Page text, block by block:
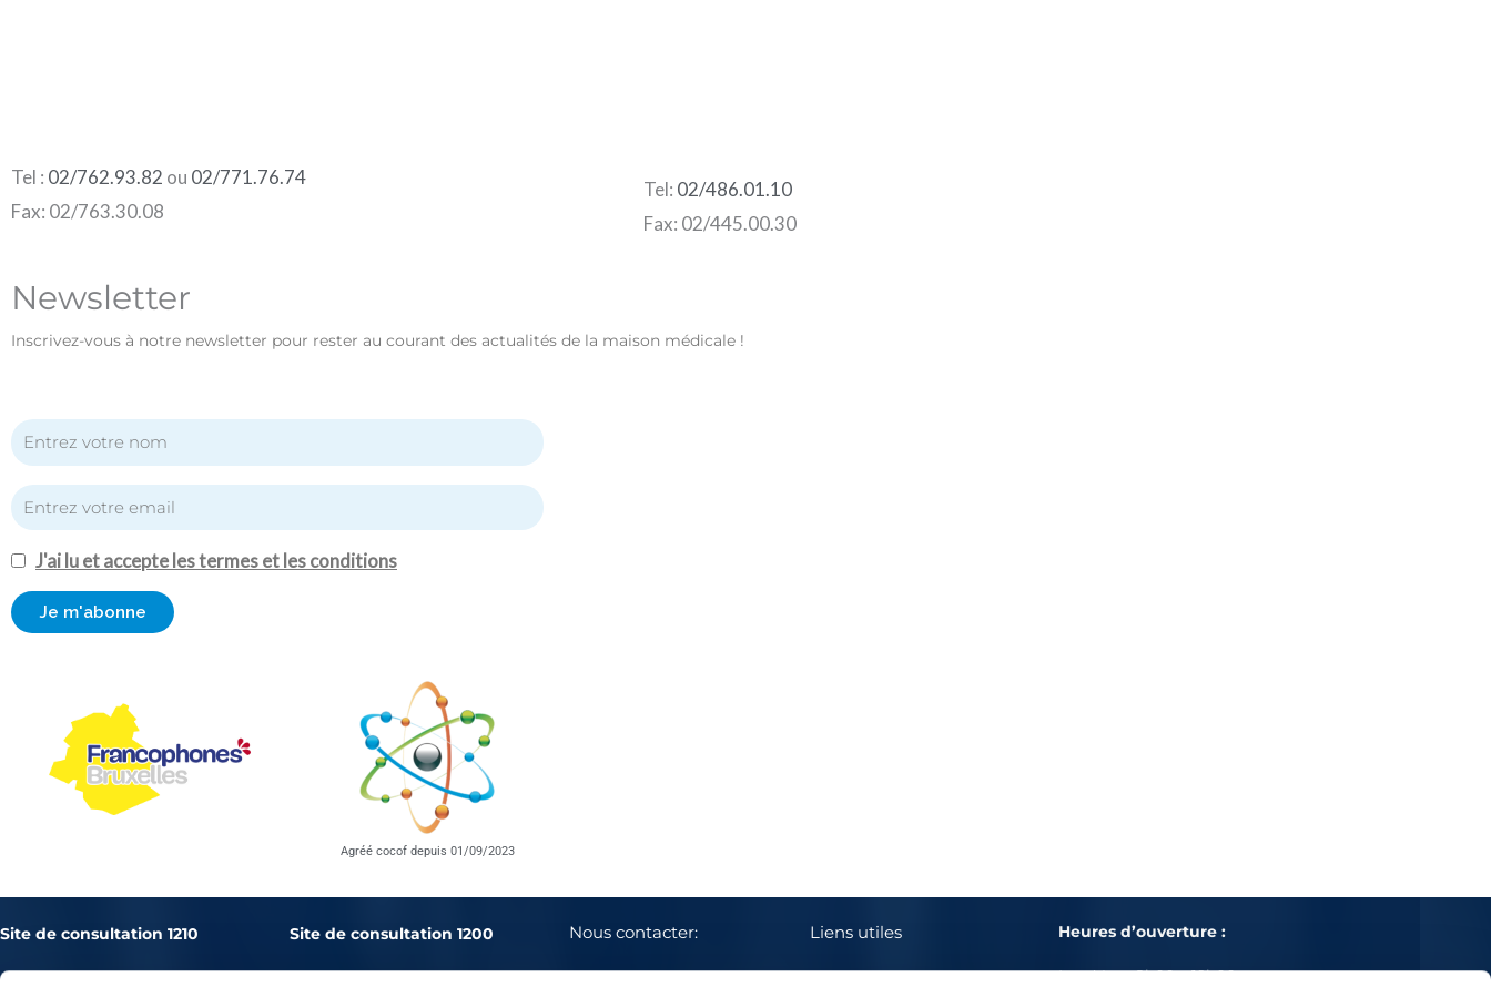
Tel : 02/762.93.82 ou 02/771.76.74
Fax: 02/763.30.08
Tel: 02/486.01.10
Fax: 02/445.00.30
Newsletter
Inscrivez-vous à notre newsletter pour rester au courant des actualités de la maison médicale !
J'ai lu et accepte les termes et les conditions
Agréé cocof depuis 01/09/2023
Site de consultation 1210
Avenue de l’Astronomie, 30
Site de consultation 1200
Rue de Bretagne, 20
Nous contacter: Liens utiles Heures d’ouverture :
Lu – Ven : 8h00 – 19h00